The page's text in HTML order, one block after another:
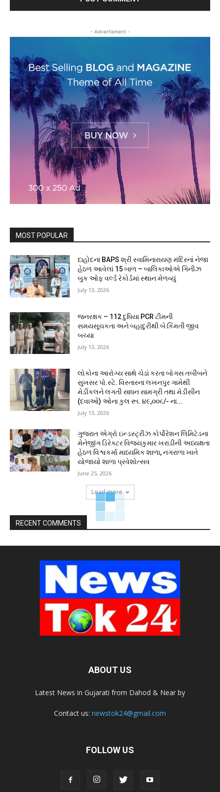
- Advertisment -
MOST POPULAR
દાહોદના BAPS શ્રી સ્વામિનારાયણ મંદિરનાં નેજા
હેઠળ આવેલાં 15 બાળ – બાલિકાઓએ ગિનીઝ
બુક ઓફ વર્લ્ડ રેકોર્ડમાં સ્થાન મેળવ્યું
July 13, 2026
જનરક્ષક – 112 દુધિયા PCR ટીમની
સમયસૂચકતા અને બહાદુરીથી બે કિંમતી જીવ
બચ્યા
July 13, 2026
લોકોના આરોગ્ય સાથે ચેડાં કરતા બોગસ તબીબને
સુખસર પો.સ્ટે. વિસ્તારના લખનપુર ગામેથી
મેડીકલને લગતી સાધન સામગ્રી તથા મેડીસીન
(દવાઓ) ઓના કુલ રૂા. ૪૯,૦૦૬/- ના...
July 13, 2026
ગુજરાત એગ્રો ઇન્ડસ્ટ્રીઝ કોર્પોરેશન લિમિટેડના
મેનેજીંગ ડિરેક્ટર વિજયકુમાર ખરાડીની અધ્યક્ષતા
હેઠળ વિશ્વકર્મા માધ્યમિક શાળા, નગરાળા ખાતે
યોજાયો શાળા પ્રવેશોત્સવ
June 25, 2026
Load more
RECENT COMMENTS
ABOUT US
Latest News in Gujarati from Dahod & Near by
Contact us: newstok24@gmail.com
FOLLOW US